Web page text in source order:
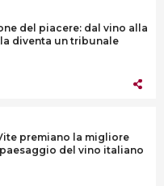
del piacere: dal vino alla
diventa un tribunale
premiano la migliore
del vino italiano